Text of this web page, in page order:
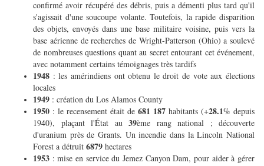
confirmé avoir récupéré des débris, puis a démenti plus tard qu'il
s'agissait d'une soucoupe volante. Toutefois, la rapide disparition
des objets, envoyés dans une base militaire voisine, puis vers la
base aérienne de recherches de Wright-Patterson (Ohio) a soulevé
de nombreuses questions quant au secret entourant cet événement,
avec notamment certains témoignages très tardifs
1948 : les amérindiens ont obtenu le droit de vote aux élections
locales
1949 : création du Los Alamos County
1950 : le recensement était de 681 187 habitants (+28.1% depuis
1940), plaçant l'État au 39ème rang national ; découverte
d'uranium près de Grants. Un incendie dans la Lincoln National
Forest a détruit 6879 hectares
1953 : mise en service du Jemez Canyon Dam, pour aider à gérer